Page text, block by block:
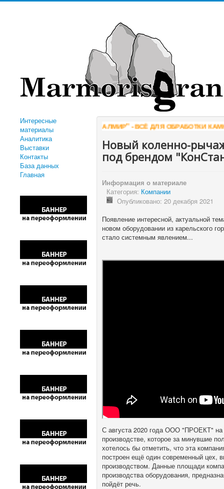
Интересные
материалы
Аналитика
Выставки
Контакты
База данных
Главная
"КОМПАНИЯ АЛМИР" - ВСЁ ДЛЯ ОБРАБОТКИ КАМНЯ
Новый коленно-
под брендом
Информация о материале
Категория: Компании
Опубликовано: 20 декабря 2021
Появление интересной, актуальной
новом оборудовании из карельского
стало системным явлением...
С августа 2020 года ООО "ПРОЕКТ" на
производстве, которое за минувшие
хотелось бы отметить, что эта
построен ещё один современный цех,
производством. Данные площади
производства оборудования,
пойдёт речь.